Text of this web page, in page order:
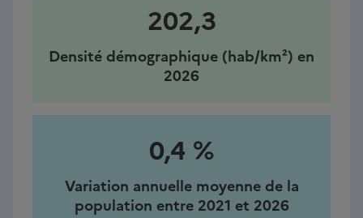
202,3
Densité démographique (hab/km²) en
2026
0,4 %
Variation annuelle moyenne de la
population entre 2021 et 2026